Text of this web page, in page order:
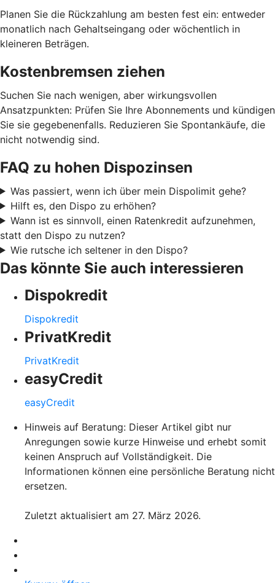
Planen Sie die Rückzahlung am besten fest ein: entweder
monatlich nach Gehaltseingang oder wöchentlich in
kleineren Beträgen.
Kostenbremsen ziehen
Suchen Sie nach wenigen, aber wirkungsvollen
Ansatzpunkten: Prüfen Sie Ihre Abonnements und kündigen
Sie sie gegebenenfalls. Reduzieren Sie Spontankäufe, die
nicht notwendig sind.
FAQ zu hohen Dispozinsen
Was passiert, wenn ich über mein Dispolimit gehe?
Hilft es, den Dispo zu erhöhen?
Wann ist es sinnvoll, einen Ratenkredit aufzunehmen,
statt den Dispo zu nutzen?
Wie rutsche ich seltener in den Dispo?
Das könnte Sie auch interessieren
Dispokredit
Dispokredit
PrivatKredit
PrivatKredit
easyCredit
easyCredit
Hinweis auf Beratung: Dieser Artikel gibt nur
Anregungen sowie kurze Hinweise und erhebt somit
keinen Anspruch auf Vollständigkeit. Die
Informationen können eine persönliche Beratung nicht
ersetzen.
Zuletzt aktualisiert am 27. März 2026.